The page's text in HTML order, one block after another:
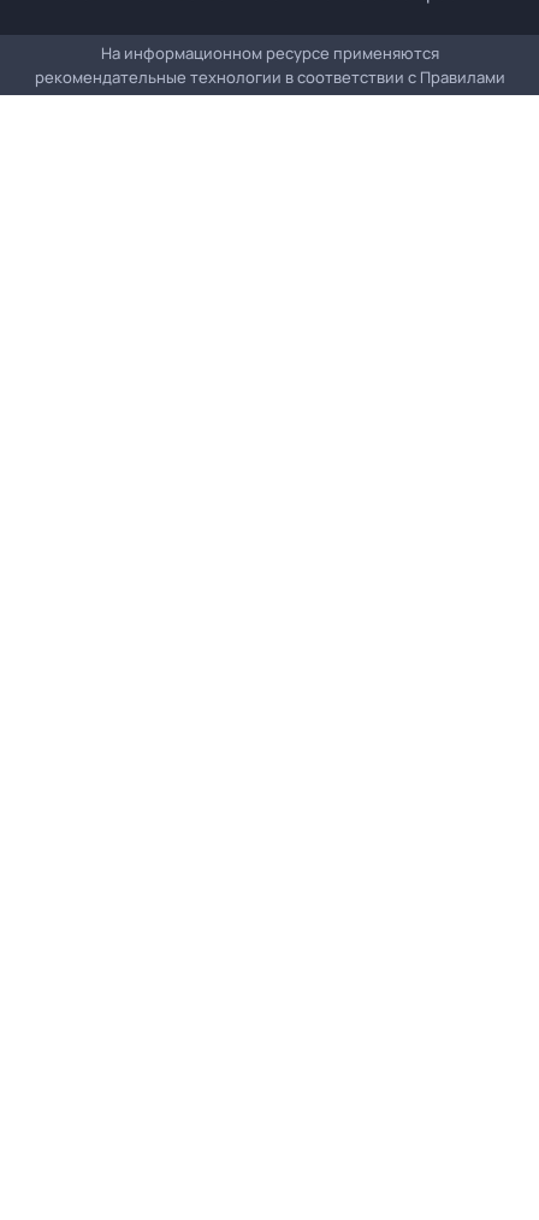
На информационном ресурсе применяются
рекомендательные технологии в соответствии с Правилами